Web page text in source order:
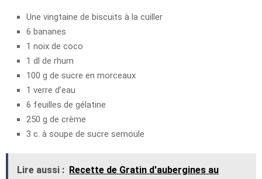
Une vingtaine de biscuits à la cuiller
6 bananes
1 noix de coco
1 dl de rhum
100 g de sucre en morceaux
1 verre d’eau
6 feuilles de gélatine
250 g de crème
3 c. à soupe de sucre semoule
Lire aussi : Recette de Gratin d'aubergines au